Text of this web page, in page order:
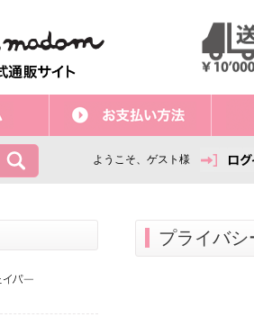
ようこそ、ゲスト様
プライバ